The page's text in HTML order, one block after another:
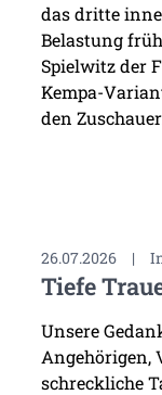
das dritte
Belastung
Spielwitz der
Kempa-
den
26.07.2026 |
Tiefe
Unsere
Angehörigen,
schreckliche